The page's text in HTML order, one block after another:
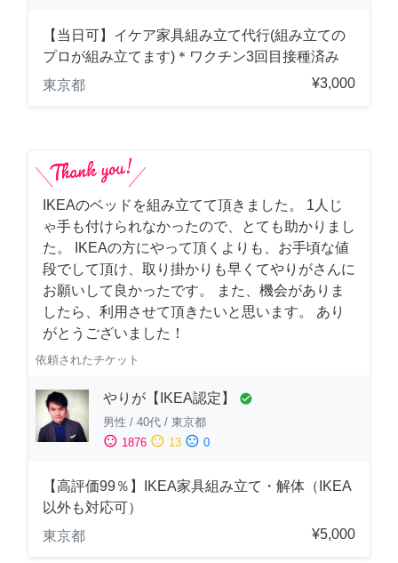
【当日可】イケア家具組み立て代行(組み立ての
プロが組み立てます)＊ワクチン3回目接種済み
東京都
¥3,000
IKEAのベッドを組み立てて頂きました。 1人じ
ゃ手も付けられなかったので、とても助かりまし
た。 IKEAの方にやって頂くよりも、お手頃な値
段でして頂け、取り掛かりも早くてやりがさんに
お願いして良かったです。 また、機会がありま
したら、利用させて頂きたいと思います。 あり
がとうございました！
依頼されたチケット
やりが【IKEA認定】 check_circle
男性 / 40代 / 東京都
sentiment_satisfied 1876 sentiment_neutral 13 sentiment_dissatisfied 0
【高評価99％】IKEA家具組み立て・解体（IKEA
以外も対応可）
東京都
¥5,000